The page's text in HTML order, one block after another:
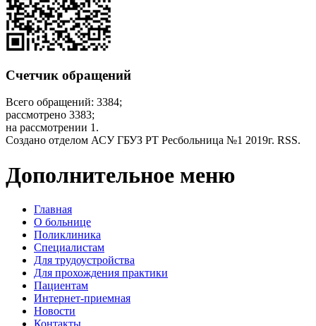
Счетчик обращений
Всего обращений: 3384;
рассмотрено 3383;
на рассмотрении 1.
Создано отделом АСУ ГБУЗ РТ Ресбольница №1 2019г. RSS.
Дополнительное меню
Главная
О больнице
Поликлиника
Специалистам
Для трудоустройства
Для прохождения практики
Пациентам
Интернет-приемная
Новости
Контакты